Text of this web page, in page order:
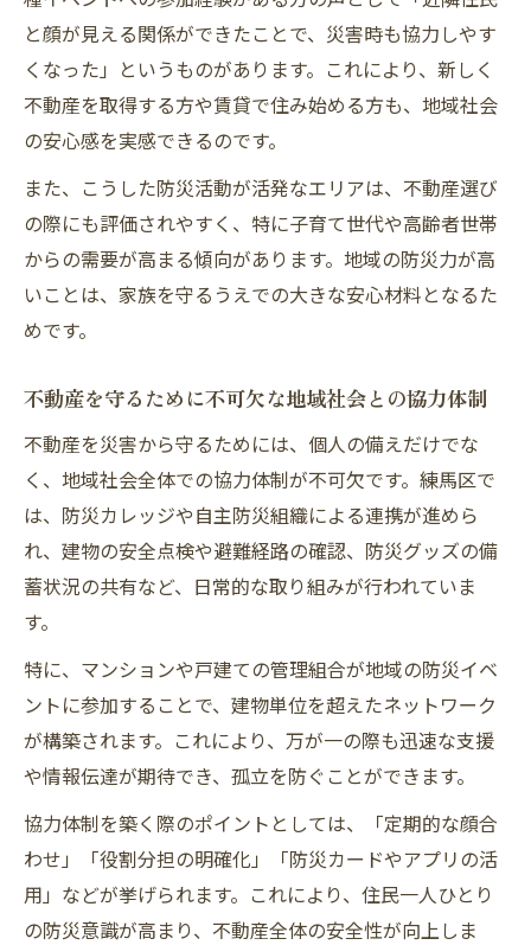
と顔が見える関係ができたことで、災害時も協力しやす
くなった」というものがあります。これにより、新しく
不動産を取得する方や賃貸で住み始める方も、地域社会
の安心感を実感できるのです。
また、こうした防災活動が活発なエリアは、不動産選び
の際にも評価されやすく、特に子育て世代や高齢者世帯
からの需要が高まる傾向があります。地域の防災力が高
いことは、家族を守るうえでの大きな安心材料となるた
めです。
不動産を守るために不可欠な地域社会との協力体制
不動産を災害から守るためには、個人の備えだけでな
く、地域社会全体での協力体制が不可欠です。練馬区で
は、防災カレッジや自主防災組織による連携が進めら
れ、建物の安全点検や避難経路の確認、防災グッズの備
蓄状況の共有など、日常的な取り組みが行われていま
す。
特に、マンションや戸建ての管理組合が地域の防災イベ
ントに参加することで、建物単位を超えたネットワーク
が構築されます。これにより、万が一の際も迅速な支援
や情報伝達が期待でき、孤立を防ぐことができます。
協力体制を築く際のポイントとしては、「定期的な顔合
わせ」「役割分担の明確化」「防災カードやアプリの活
用」などが挙げられます。これにより、住民一人ひとり
の防災意識が高まり、不動産全体の安全性が向上しま